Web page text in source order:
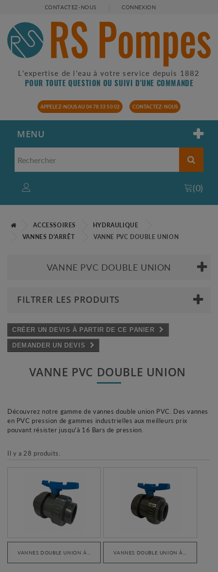
CONTACTEZ-NOUS CONNEXION
L'expertise de l'eau à votre service depuis 1882
POUR TOUTE QUESTION OU SUIVI D'UNE COMMANDE
APPELEZ-NOUS AU 04 78 33 50 02 CONTACTEZ-NOUS
MENU
(0)
ACCESSOIRES
HYDRAULIQUE
VANNES D'ARRÊT
VANNE PVC DOUBLE UNION
VANNE PVC DOUBLE UNION
FILTRER LES PRODUITS
CRÉER UN DEVIS À PARTIR DE CE PANIER
DEMANDER UN DEVIS
VANNE PVC DOUBLE UNION
Découvrez notre gamme de vannes double union PVC. Des vannes
en PVC pression de gammes industrielles aux meilleurs prix
pouvant résister jusqu'à 16 Bars de pression.
Il y a 28 produits.
VANNES DOUBLE UNION À... VANNES DOUBLE UNION À...